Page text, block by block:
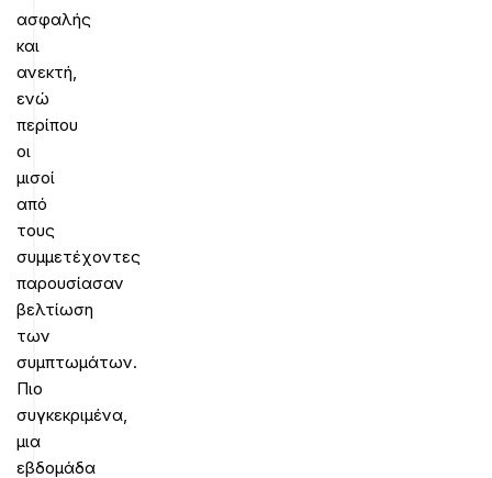
ασφαλής
και
ανεκτή,
ενώ
περίπου
οι
μισοί
από
τους
συμμετέχοντες
παρουσίασαν
βελτίωση
των
συμπτωμάτων.
Πιο
συγκεκριμένα,
μια
εβδομάδα